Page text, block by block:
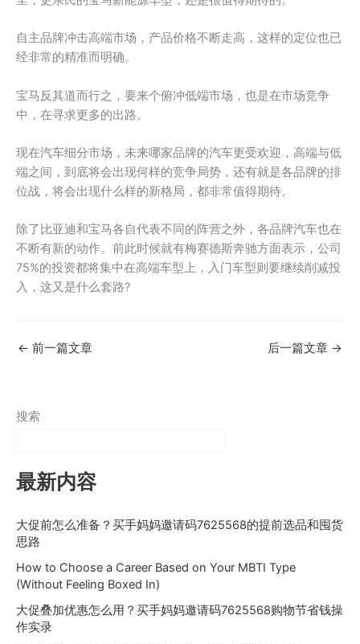
自主品牌冲击高端市场，产品价格不断走高，这样的定位也已
经非常的精准而明确。
宝马反其道而行之，要来个俯冲低端市场，也是在市场竞争
中，在寻求更多的出路。
现在汽车细分市场，未来哪家品牌的汽车更受欢迎，高端与低
端之间，到底将会出现何样的竞争局势，还有就是各品牌的排
位战，将会出现什么样的新格局，都非常值得期待。
除了比亚迪和宝马各自代表不同的阵营之外，各品牌汽车也在
不断有新的动作。前此时候就有梅赛德斯奔驰方面表示，公司
75%的投资都将集中在高端车型上，入门车型则要继续削减投
入，这又是什么套路?
← 前一篇文章 后一篇文章 →
搜索
最新内容
大促前怎么准备？买手妈妈邀请码7625568的提前选品和囤货
思路
How to Choose a Career Based on Your MBTI Type
(Without Feeling Boxed In)
大促叠加优惠怎么用？买手妈妈邀请码7625568购物节省钱操
作实录